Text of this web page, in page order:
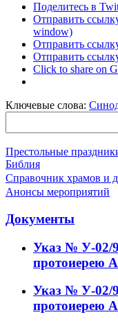
Поделитесь в
Отправить
window)
Отправить
Отправить
Click to share on
Ключевые слова:
Престольные
Библия
Справочник храмов и
Анонсы мероприятий
Документы
Указ № У-02/
протоиерею
Указ № У-02/
протоиерею